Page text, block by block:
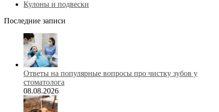
Кулоны и подвески
Последние записи
Ответы на популярные вопросы про чистку зубов у
стоматолога
08.08.2026